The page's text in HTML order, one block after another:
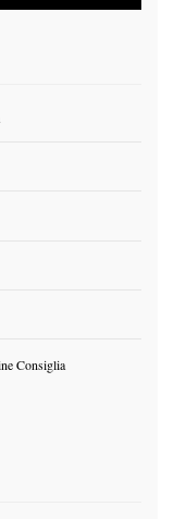
Consiglia